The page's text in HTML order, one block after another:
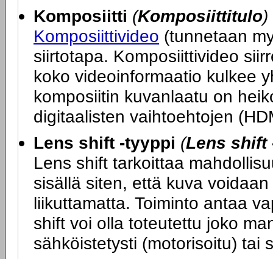
Komposiitti (Komposiittitulo)
Komposiittivideo (tunnetaan
siirtotapa. Komposiittivideo
koko videoinformaatio kulkee
komposiitin kuvanlaatu on
digitaalisten vaihtoehtojen
Lens shift -tyyppi (Lens shift
Lens shift tarkoittaa
sisällä siten, että kuva
liikuttamatta. Toiminto antaa
shift voi olla toteutettu joko
sähköistetysti (motorisoitu) tai